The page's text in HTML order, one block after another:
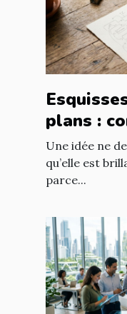
plans :
prennent
Une idée ne
qu’elle est
parce...